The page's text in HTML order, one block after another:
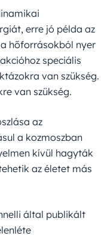
erre jó példa az
hőforrásokból nyer
speciális
van szükség.
van szükség.
az
a kozmoszban
kívül hagyták
az életet más
által publikált